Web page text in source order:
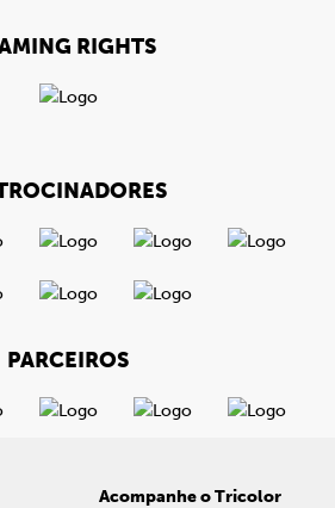
RIGHTS
PARCEIROS
Acompanhe o Tricolor